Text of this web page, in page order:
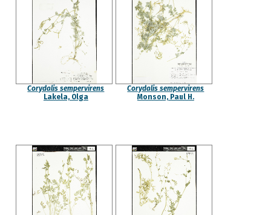
Corydalis sempervirens
Lakela, Olga
Corydalis sempervirens
Monson, Paul H.